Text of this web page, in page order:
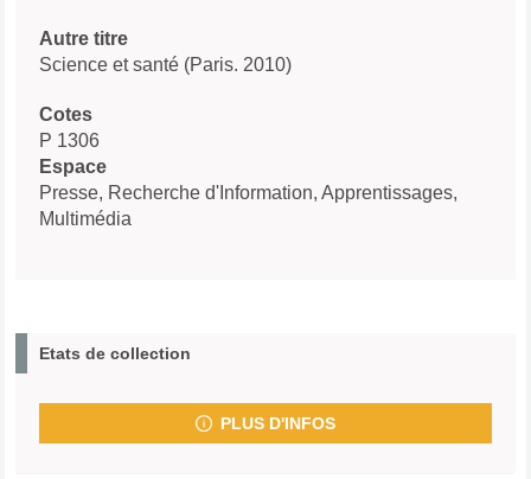
Autre titre
Science et santé (Paris. 2010)
Cotes
P 1306
Espace
Presse, Recherche d'Information, Apprentissages,
Multimédia
Etats de collection
PLUS D'INFOS